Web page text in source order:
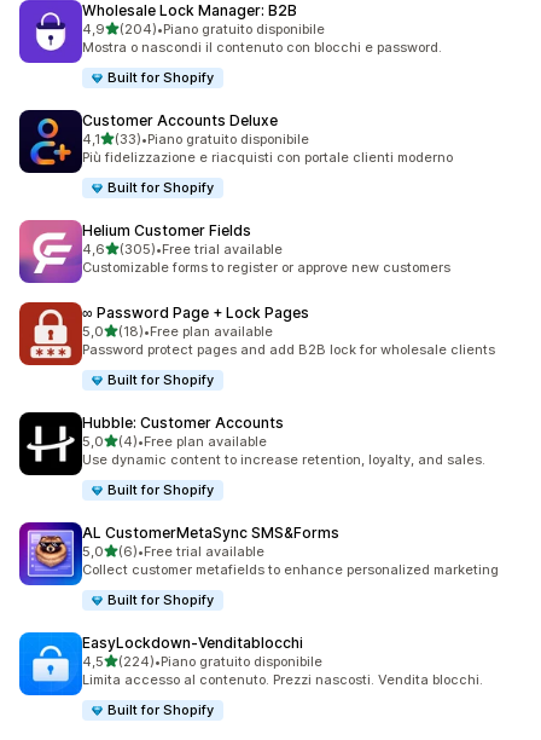
Wholesale Lock Manager: B2B
4,9stelle su 5
(204)
204 recensioni totali
•Piano gratuito disponibile
Mostra o nascondi il contenuto con blocchi e password.
Built for Shopify
Customer Accounts Deluxe
4,1stelle su 5
(33)
33 recensioni totali
•Piano gratuito disponibile
Più fidelizzazione e riacquisti con portale clienti moderno
Built for Shopify
Helium Customer Fields
4,6stelle su 5
(305)
305 recensioni totali
•Free trial available
Customizable forms to register or approve new customers
∞ Password Page + Lock Pages
5,0stelle su 5
(18)
18 recensioni totali
•Free plan available
Password protect pages and add B2B lock for wholesale clients
Built for Shopify
Hubble: Customer Accounts
5,0stelle su 5
(4)
4 recensioni totali
•Free plan available
Use dynamic content to increase retention, loyalty, and sales.
Built for Shopify
AL CustomerMetaSync SMS&Forms
5,0stelle su 5
(6)
6 recensioni totali
•Free trial available
Collect customer metafields to enhance personalized marketing
Built for Shopify
EasyLockdown‑Venditablocchi
4,5stelle su 5
(224)
224 recensioni totali
•Piano gratuito disponibile
Limita accesso al contenuto. Prezzi nascosti. Vendita blocchi.
Built for Shopify